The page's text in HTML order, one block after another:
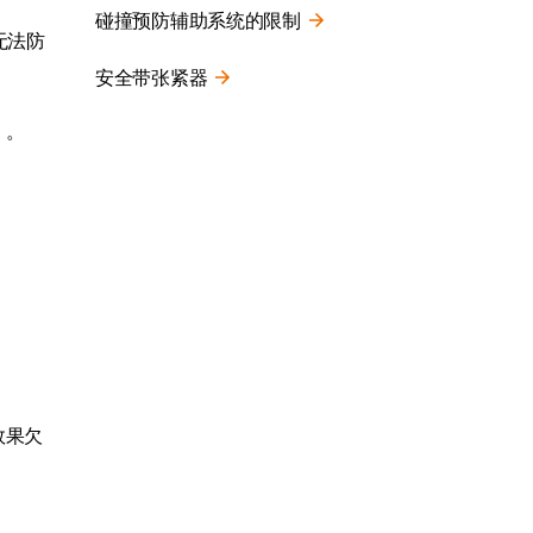
法防
。
欠
碰撞预防辅助系统的限制
安全带张紧器